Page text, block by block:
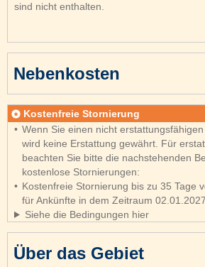
sind nicht enthalten.
Über das Gebiet
Nebenkosten
Kostenfreie Stornierung
Wenn Sie einen nicht erstattungsfähigen
wird keine Erstattung gewährt. Für
beachten Sie bitte die nachstehenden
kostenlose Stornierungen:
Kostenfreie Stornierung bis zu 35 Tage
für Ankünfte in dem Zeitraum
Siehe die Bedingungen hier